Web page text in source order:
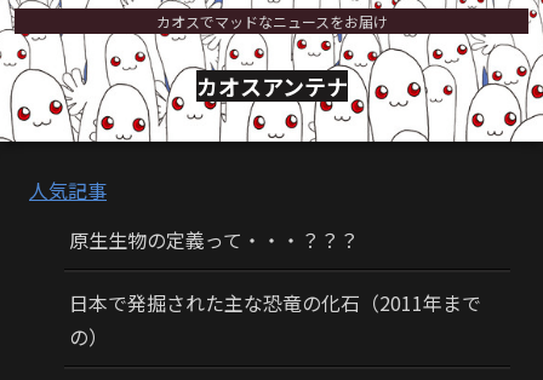
カオスでマッドなニュースをお届け
カオスアンテナ
人気記事
原生生物の定義って・・・？？？
日本で発掘された主な恐竜の化石（2011年まで
の）